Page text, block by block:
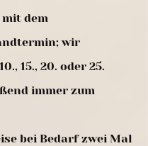
dem
wir
15., 20. oder 25.
immer zum
bei Bedarf zwei Mal